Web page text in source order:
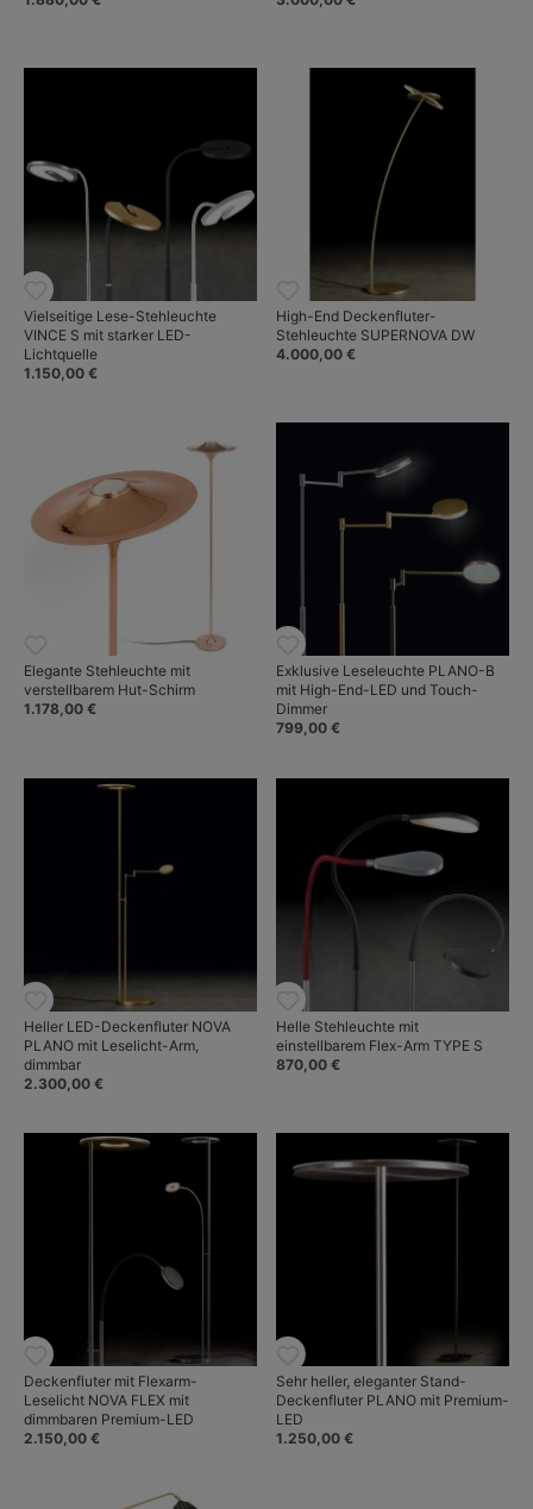
Vielseitige Lese-Stehleuchte
VINCE S mit starker LED-
Lichtquelle
1.150,00 €
High-End Deckenfluter-
Stehleuchte SUPERNOVA DW
4.000,00 €
Elegante Stehleuchte mit
verstellbarem Hut-Schirm
1.178,00 €
Exklusive Leseleuchte PLANO-B
mit High-End-LED und Touch-
Dimmer
799,00 €
Heller LED-Deckenfluter NOVA
PLANO mit Leselicht-Arm,
dimmbar
2.300,00 €
Helle Stehleuchte mit
einstellbarem Flex-Arm TYPE S
870,00 €
Deckenfluter mit Flexarm-
Leselicht NOVA FLEX mit
dimmbaren Premium-LED
2.150,00 €
Sehr heller, eleganter Stand-
Deckenfluter PLANO mit Premium-
LED
1.250,00 €